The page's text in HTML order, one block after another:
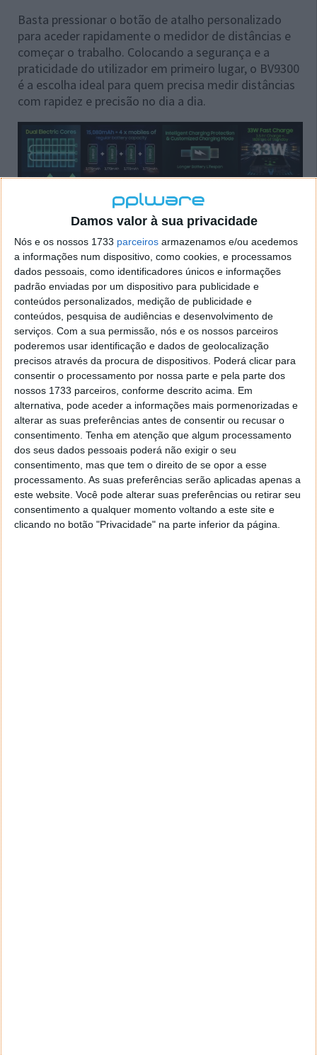
Damos valor à sua privacidade
Nós e os nossos 1733 parceiros armazenamos e/ou acedemos
a informações num dispositivo, como cookies, e processamos
dados pessoais, como identificadores únicos e informações
padrão enviadas por um dispositivo para publicidade e
conteúdos personalizados, medição de publicidade e
conteúdos, pesquisa de audiências e desenvolvimento de
serviços. Com a sua permissão, nós e os nossos parceiros
poderemos usar identificação e dados de geolocalização
precisos através da procura de dispositivos. Poderá clicar para
consentir o processamento por nossa parte e pela parte dos
nossos 1733 parceiros, conforme descrito acima. Em
alternativa, pode aceder a informações mais pormenorizadas e
alterar as suas preferências antes de consentir ou recusar o
consentimento. Tenha em atenção que algum processamento
dos seus dados pessoais poderá não exigir o seu
consentimento, mas que tem o direito de se opor a esse
processamento. As suas preferências serão aplicadas apenas a
este website. Você pode alterar suas preferências ou retirar seu
consentimento a qualquer momento voltando a este site e
clicando no botão "Privacidade" na parte inferior da página.
Basta pressionar o botão de atalho personalizado
para aceder rapidamente o medidor de distâncias e
começar o trabalho. Colocando a segurança e a
praticidade do utilizador em primeiro lugar, o BV9300
é a escolha ideal para quem precisa medir distâncias
com rapidez e precisão no dia a dia.
Uma enorme bateria e o desempenho
A bateria do BV9300 é outro dos fatores-chave deste
smartphone uma vez que se apresenta com uma
enorme capacidade de 15030 mAh. Quase o
equivalente a 4 smartphones convencionais. Além da
grande autonomia, carrega a 33W e ainda permite
carregar outros dispositivos com recurso ao
chamado carregamento reverso, sejam smartphones,
consolas, relógios, earbuds ou outros equipamentos
semelhantes.
O Blackview BV9300 está a ser lançado com um
processador Helio G99, com 12 GB de RAM que
podem ser expandidos até aos 21 GB com recurso ao
armazenamento interno que é de 256 GB.